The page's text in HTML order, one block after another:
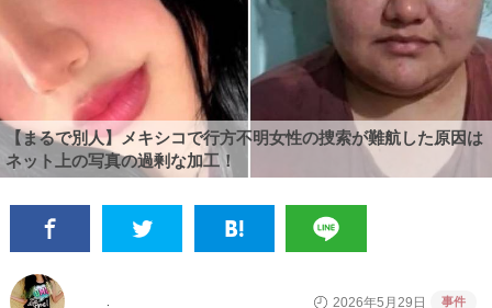
【まるで別人】メキシコで行方不明女性の捜索が難航した原因は
ネット上の写真の過剰な加工！
2026年5月29日 事件